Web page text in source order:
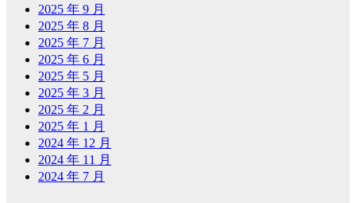
2025 年 9 月
2025 年 8 月
2025 年 7 月
2025 年 6 月
2025 年 5 月
2025 年 3 月
2025 年 2 月
2025 年 1 月
2024 年 12 月
2024 年 11 月
2024 年 7 月